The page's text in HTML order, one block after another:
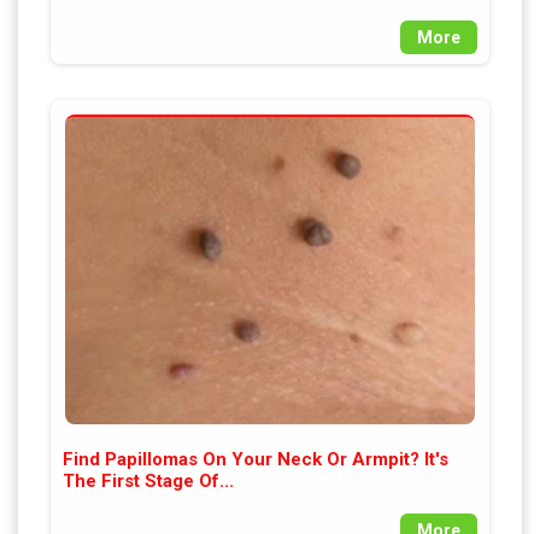
More
Find Papillomas On Your Neck Or Armpit? It's
The First Stage Of...
More